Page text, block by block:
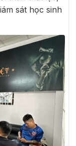
sát học sinh